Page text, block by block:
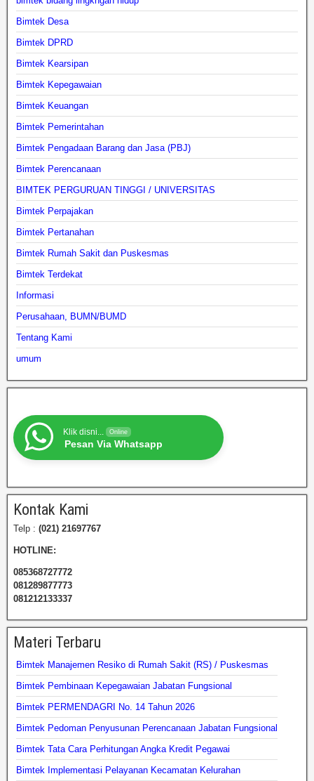
Bimtek Desa
Bimtek DPRD
Bimtek Kearsipan
Bimtek Kepegawaian
Bimtek Keuangan
Bimtek Pemerintahan
Bimtek Pengadaan Barang dan Jasa (PBJ)
Bimtek Perencanaan
BIMTEK PERGURUAN TINGGI / UNIVERSITAS
Bimtek Perpajakan
Bimtek Pertanahan
Bimtek Rumah Sakit dan Puskesmas
Bimtek Terdekat
Informasi
Perusahaan, BUMN/BUMD
Tentang Kami
umum
Klik disni... Online
Pesan Via Whatsapp
Kontak Kami
Telp : (021) 21697767
HOTLINE:
085368727772
081289877773
081212133337
Materi Terbaru
Bimtek Manajemen Resiko di Rumah Sakit (RS) / Puskesmas
Bimtek Pembinaan Kepegawaian Jabatan Fungsional
Bimtek PERMENDAGRI No. 14 Tahun 2026
Bimtek Pedoman Penyusunan Perencanaan Jabatan Fungsional
Bimtek Tata Cara Perhitungan Angka Kredit Pegawai
Bimtek Implementasi Pelayanan Kecamatan Kelurahan